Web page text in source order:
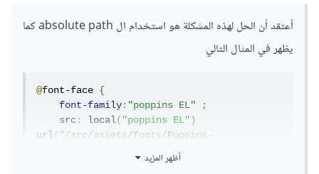
أعتقد أن الحل لهذه المشكلة هو استخدام ال absolute path كما
يظهر في المثال التالي
@font-face {
font-family:"poppins EL"
;
src: local("poppins EL")
url("/src/assets/fonts/Poppins-
"ttf"
أظهر المزيد